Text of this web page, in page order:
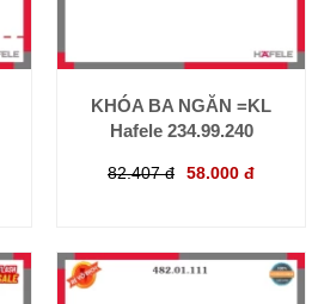
KHÓA BA NGĂN =KL
Hafele 234.99.240
82.407 đ 58.000 đ